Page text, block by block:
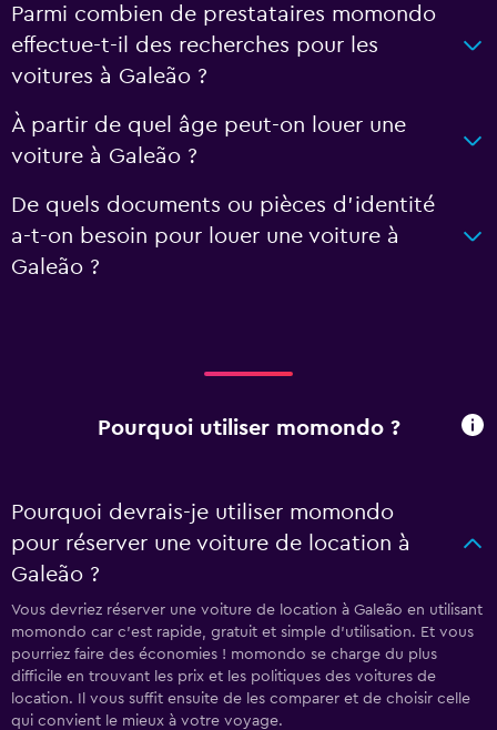
Parmi combien de prestataires momondo
effectue-t-il des recherches pour les
voitures à Galeão ?
À partir de quel âge peut-on louer une
voiture à Galeão ?
De quels documents ou pièces d'identité
a-t-on besoin pour louer une voiture à
Galeão ?
Pourquoi utiliser momondo ?
Pourquoi devrais-je utiliser momondo
pour réserver une voiture de location à
Galeão ?
Vous devriez réserver une voiture de location à Galeão en utilisant
momondo car c'est rapide, gratuit et simple d'utilisation. Et vous
pourriez faire des économies ! momondo se charge du plus
difficile en trouvant les prix et les politiques des voitures de
location. Il vous suffit ensuite de les comparer et de choisir celle
qui convient le mieux à votre voyage.